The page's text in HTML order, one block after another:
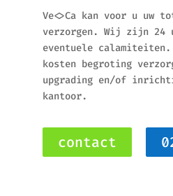
Ve<>Ca kan voor u
verzorgen. Wij zijn 24
eventuele calamiteiten.
kosten begroting
upgrading en/of
kantoor.
contact